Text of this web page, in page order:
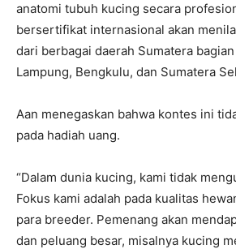
anatomi tubuh kucing secara
bersertifikat internasional akan
dari berbagai daerah Sumatera
Lampung, Bengkulu, dan Sumatera
Aan menegaskan bahwa kontes ini
pada hadiah uang.
“Dalam dunia kucing, kami tidak
Fokus kami adalah pada kualitas
para breeder. Pemenang akan
dan peluang besar, misalnya kucing